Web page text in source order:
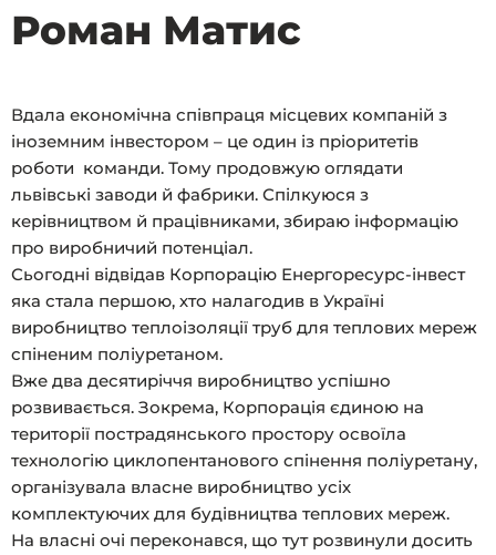
Роман Матис
Вдала економічна співпраця місцевих компаній з
іноземним інвестором – це один із пріоритетів
роботи команди. Тому продовжую оглядати
львівські заводи й фабрики. Спілкуюся з
керівництвом й працівниками, збираю інформацію
про виробничий потенціал.
Сьогодні відвідав Корпорацію Енергоресурс-інвест
яка стала першою, хто налагодив в Україні
виробництво теплоізоляції труб для теплових мереж
спіненим поліуретаном.
Вже два десятиріччя виробництво успішно
розвивається. Зокрема, Корпорація єдиною на
території пострадянського простору освоїла
технологію циклопентанового спінення поліуретану,
організувала власне виробництво усіх
комплектуючих для будівництва теплових мереж.
На власні очі переконався, що тут розвинули досить